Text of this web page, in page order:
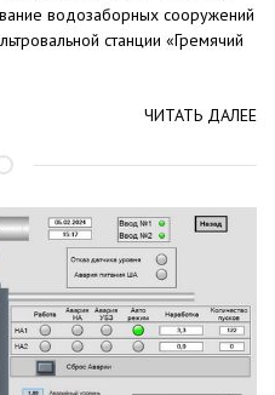
водозаборных сооружений
станции «Гремячий
ЧИТАТЬ ДАЛЕЕ